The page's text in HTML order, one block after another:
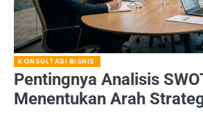
KONSULTASI BISNIS
Pentingnya Analisis
Menentukan Arah